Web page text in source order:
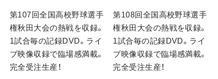
第107回全国高校野球選手
権秋田大会の熱戦を収録。
1試合毎の記録DVD。ライ
ブ映像収録で臨場感満載。
完全受注生産！
第108回全国高校野球選手
権秋田大会の熱戦を収録。
1試合毎の記録DVD。ライ
ブ映像収録で臨場感満載。
完全受注生産！